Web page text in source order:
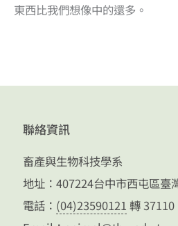
東西比我們想像中的還多。
聯絡資訊
畜產與生物科技學系
地址：407224台中市西屯區臺
電話： (04)23590121 轉 37110